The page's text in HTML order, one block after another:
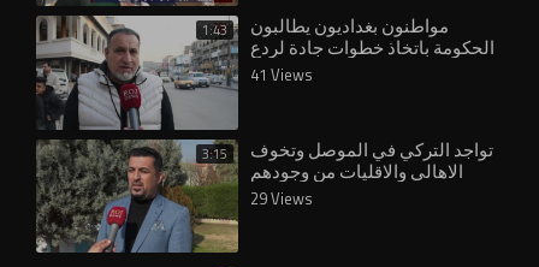
1:43 مواطنون بغداديون يطالبون
الحكومة باتخاذ خطوات جادة لردع
الاحتلال التركي
41 Views
3:15 تواجد التركي في الموصل وتخوف
الاهالي والاقليات من وجودهم
29 Views